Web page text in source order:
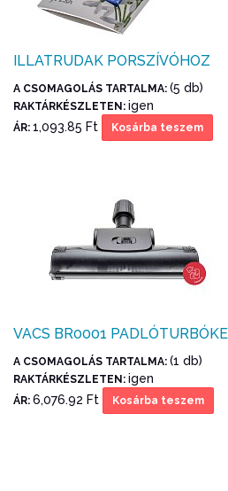
ILLATRUDAK PORSZÍVÓHOZ
A CSOMAGOLÁS TARTALMA: (5 db)
RAKTÁRKÉSZLETEN: igen
ÁR: 1,093.85 Ft Kosárba teszem
VACS BR0001
A CSOMAGOLÁS TARTALMA: (1 db)
RAKTÁRKÉSZLETEN: igen
ÁR: 6,076.92 Ft Kosárba teszem